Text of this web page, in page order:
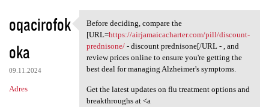
oqacirofok
oka
09.11.2024
Adres
Before deciding, compare the
Before deciding, compare the
[URL=https://airjamaicacharter.com/pill/discount-
prednisone/- discount prednisone[/URL - , and
review prices online to ensure you're getting the
best deal for managing Alzheimer's symptoms.
Get the latest updates on flu treatment options and
breakthroughs at <a